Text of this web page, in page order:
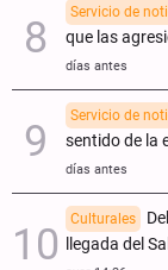
Servicio de
que las
días antes
Servicio de
sentido de la
días antes
Culturales
llegada del